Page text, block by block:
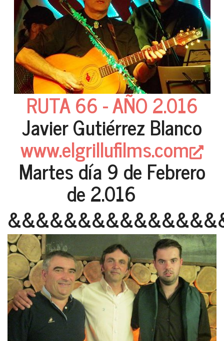
RUTA 66 - AÑO 2.016
Javier Gutiérrez Blanco
www.elgrillufilms.com
Martes día 9 de Febrero
de 2.016